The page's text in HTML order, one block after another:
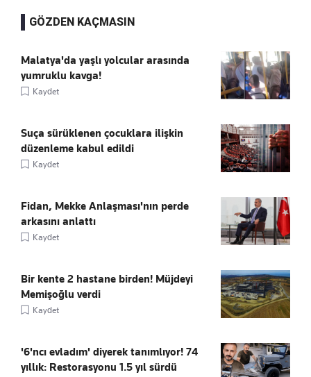
GÖZDEN KAÇMASIN
Malatya'da yaşlı yolcular arasında
yumruklu kavga!
Kaydet
Suça sürüklenen çocuklara ilişkin
düzenleme kabul edildi
Kaydet
Fidan, Mekke Anlaşması'nın perde
arkasını anlattı
Kaydet
Bir kente 2 hastane birden! Müjdeyi
Memişoğlu verdi
Kaydet
'6'ncı evladım' diyerek tanımlıyor! 74
yıllık: Restorasyonu 1.5 yıl sürdü